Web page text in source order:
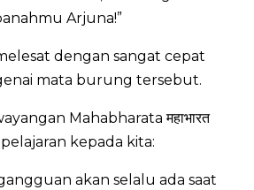
Arjuna!”
dengan sangat cepat
mata burung tersebut.
Mahabharata महाभारत
kepada kita:
akan selalu ada saat